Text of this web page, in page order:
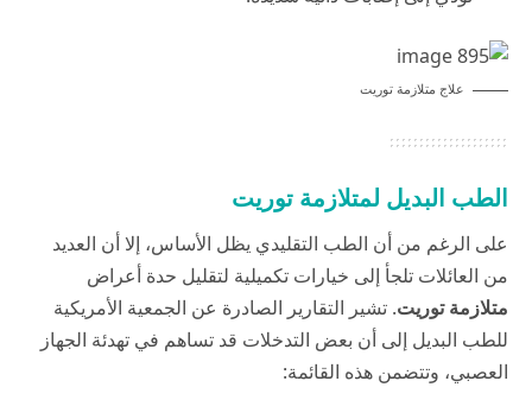
علاج متلازمة توريت
الطب البديل لمتلازمة توريت
على الرغم من أن الطب التقليدي يظل الأساس، إلا أن العديد
من العائلات تلجأ إلى خيارات تكميلية لتقليل حدة أعراض
متلازمة توريت. تشير التقارير الصادرة عن الجمعية الأمريكية
للطب البديل إلى أن بعض التدخلات قد تساهم في تهدئة الجهاز
العصبي، وتتضمن هذه القائمة: